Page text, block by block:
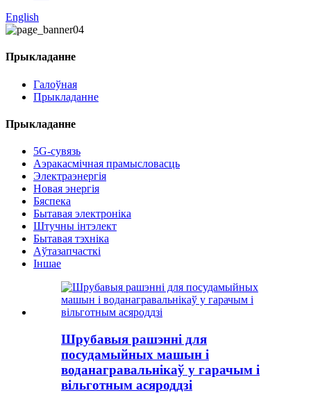
English
Прыкладанне
Галоўная
Прыкладанне
Прыкладанне
5G-сувязь
Аэракасмічная прамысловасць
Электраэнергія
Новая энергія
Бяспека
Бытавая электроніка
Штучны інтэлект
Бытавая тэхніка
Аўтазапчасткі
Іншае
Шрубавыя рашэнні для
посудамыйных машын і
воданагравальнікаў у гарачым і
вільготным асяроддзі